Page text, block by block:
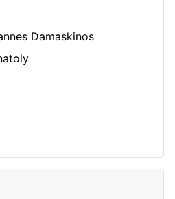
Damaskinos
Kirche
Kirche im Ausland
Kirchen